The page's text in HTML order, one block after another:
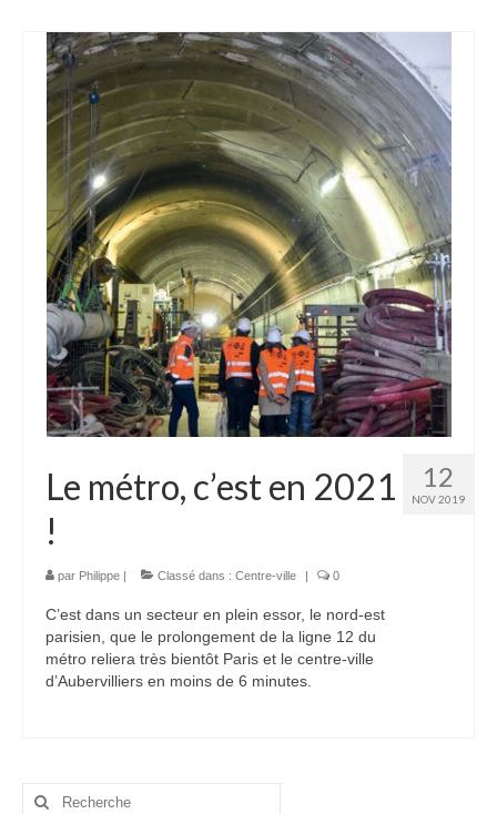
12
NOV 2019
Le métro, c’est en 2021
!
par Philippe | Classé dans : Centre-ville | 0
C’est dans un secteur en plein essor, le nord-est
parisien, que le prolongement de la ligne 12 du
métro reliera très bientôt Paris et le centre-ville
d’Aubervilliers en moins de 6 minutes.
Rechercher